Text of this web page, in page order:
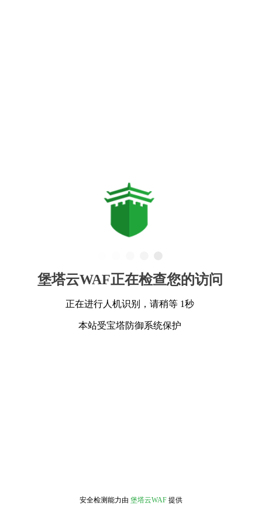
堡塔云WAF正在检查您的访问
正在进行人机识别，请稍等 1秒
本站受宝塔防御系统保护
安全检测能力由 堡塔云WAF 提供